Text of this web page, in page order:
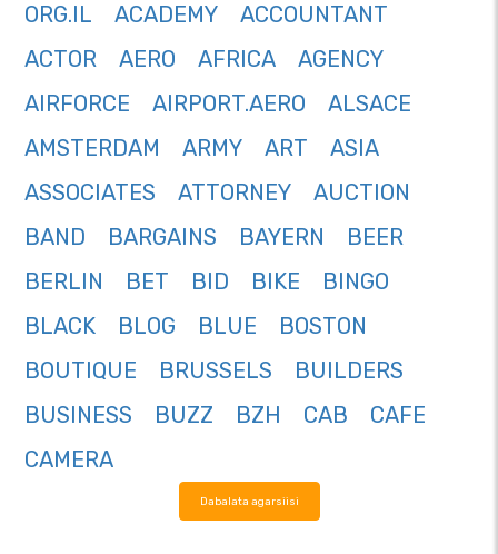
ORG.IL
ACADEMY
ACCOUNTANT
ACTOR
AERO AFRICA
AGENCY
AIRFORCE
AIRPORT.AERO
ALSACE
AMSTERDAM
ARMY ART
ASIA
ASSOCIATES
ATTORNEY
AUCTION
BAND
BARGAINS BAYERN
BEER
BERLIN
BET BID BIKE
BINGO
BLACK
BLOG BLUE
BOSTON
BOUTIQUE
BRUSSELS
BUILDERS
BUSINESS
BUZZ BZH CAB
CAFE
CAMERA
Dabalata agarsiisi